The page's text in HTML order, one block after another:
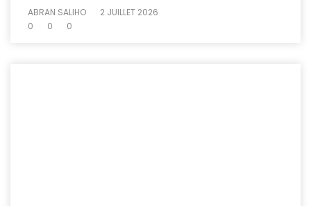
ABRAN SALIHO
2 JUILLET 2026
0
0 0